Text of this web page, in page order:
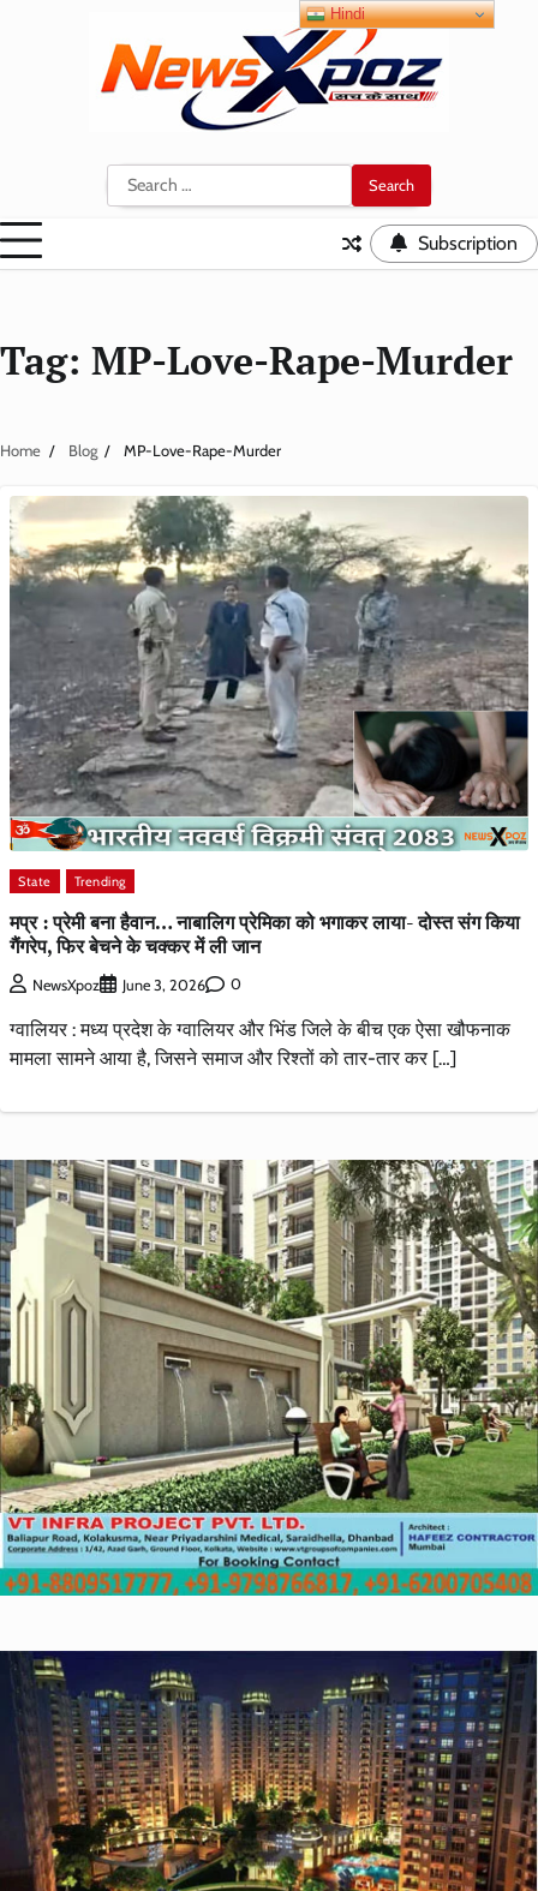
Search
for:
Subscription
Tag: MP-Love-Rape-Murder
Home Blog MP-Love-Rape-Murder
State Trending
मप्र : प्रेमी बना हैवान… नाबालिग प्रेमिका को भगाकर लाया- दोस्त संग किया
गैंगरेप, फिर बेचने के चक्कर में ली जान
NewsXpoz June 3, 2026 0
ग्वालियर : मध्य प्रदेश के ग्वालियर और भिंड जिले के बीच एक ऐसा खौफनाक
मामला सामने आया है, जिसने समाज और रिश्तों को तार-तार कर […]
Hindi